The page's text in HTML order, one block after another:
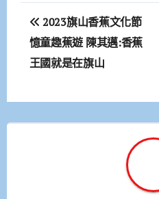
文
章
導
覽
2023旗山香蕉文化節
憶童趣蕉遊 陳其邁:香蕉
王國就是在旗山